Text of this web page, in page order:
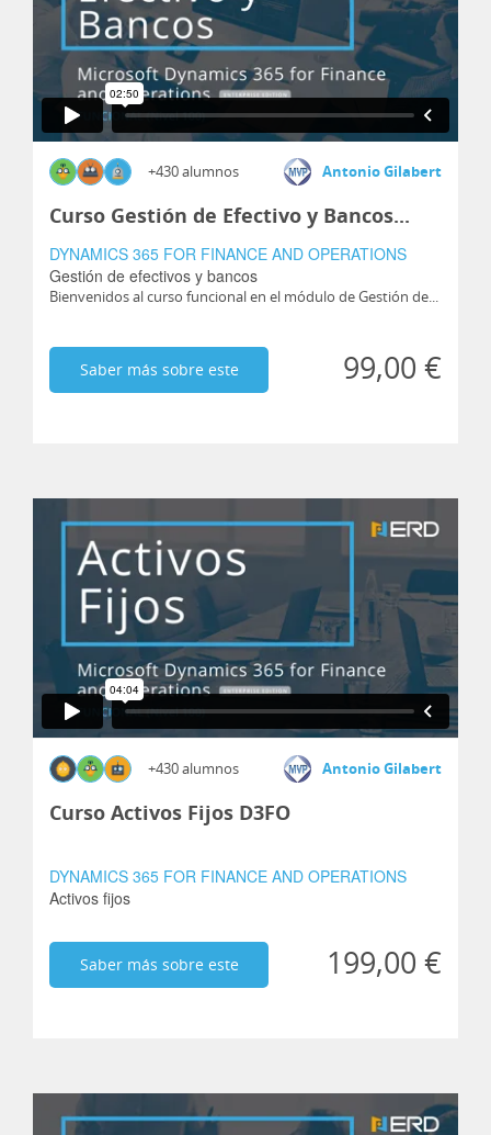
+430 alumnos Antonio Gilabert
Curso Gestión de Efectivo y Bancos...
DYNAMICS 365 FOR FINANCE AND OPERATIONS
Gestión de efectivos y bancos
Bienvenidos al curso funcional en el módulo de Gestión de...
Saber más sobre este 99,00 €
+430 alumnos Antonio Gilabert
Curso Activos Fijos D3FO
DYNAMICS 365 FOR FINANCE AND OPERATIONS
Activos fijos
Saber más sobre este 199,00 €